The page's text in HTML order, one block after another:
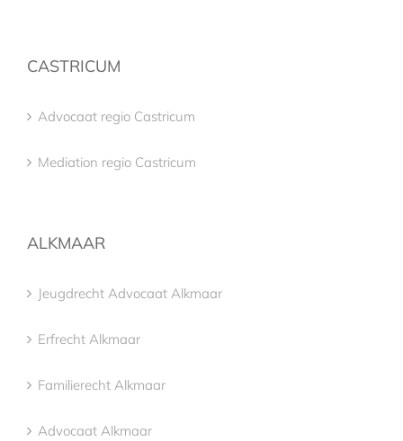
CASTRICUM
Advocaat regio Castricum
Mediation regio Castricum
ALKMAAR
Jeugdrecht Advocaat Alkmaar
Erfrecht Alkmaar
Familierecht Alkmaar
Advocaat Alkmaar